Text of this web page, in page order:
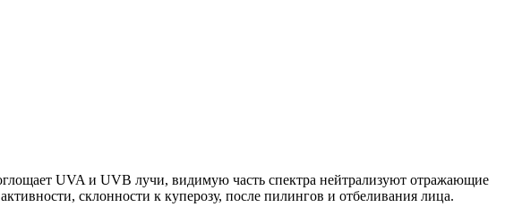
UVA и UVB лучи, видимую часть спектра нейтрализуют отражающие
склонности к куперозу, после пилингов и отбеливания лица.